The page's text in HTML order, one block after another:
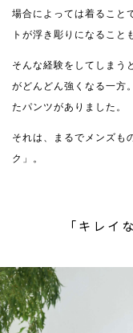
場合によっては着ること
トが浮き彫りになること
そんな経験をしてしまう
がどんどん強くなる一方
たパンツがありました。
それは、まるでメンズも
ク」。
「キレイ